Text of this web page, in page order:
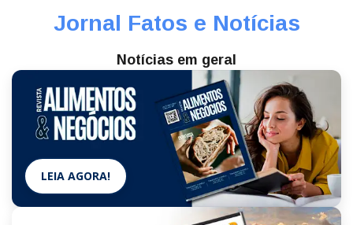
Jornal Fatos e Notícias
Notícias em geral
LEIA AGORA!